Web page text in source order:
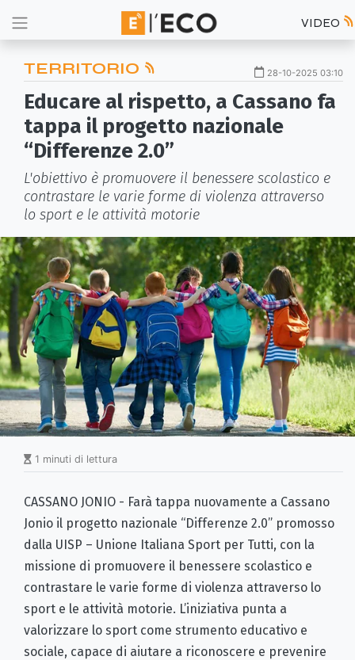
VIDEO
TERRITORIO 28-10-2025 03:10
Educare al rispetto, a Cassano fa
tappa il progetto nazionale
“Differenze 2.0”
L'obiettivo è promuovere il benessere scolastico e
contrastare le varie forme di violenza attraverso
lo sport e le attività motorie
1 minuti di lettura
CASSANO JONIO - Farà tappa nuovamente a Cassano
Jonio il progetto nazionale “Differenze 2.0” promosso
dalla UISP – Unione Italiana Sport per Tutti, con la
missione di promuovere il benessere scolastico e
contrastare le varie forme di violenza attraverso lo
sport e le attività motorie. L’iniziativa punta a
valorizzare lo sport come strumento educativo e
sociale, capace di aiutare a riconoscere e prevenire